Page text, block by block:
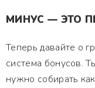
МИНУС — ЭТО
Теперь давайте о
система бонусов.
нужно собирать